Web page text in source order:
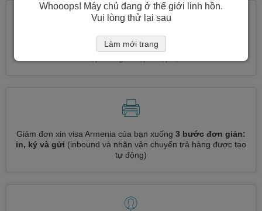
Đăng ký nhiều loại visa cùng một lúc
Giảm đơn xin visa Armenia của bạn xuống 3 bước đơn giản:
in, ký và gửi (inbound và nhãn vận chuyển trả hàng được tạo
tự động)
Whooops! Máy chủ đang ở thế giới linh hồn.
Vui lòng thử lại sau
Làm mới trang